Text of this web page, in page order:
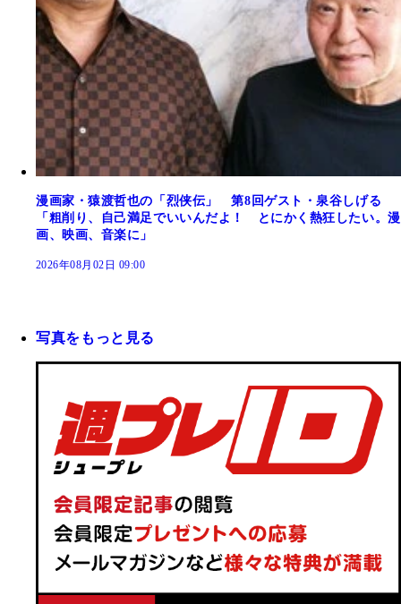
漫画家・猿渡哲也の「烈侠伝」 第8回ゲスト・泉谷しげる
「粗削り、自己満足でいいんだよ！ とにかく熱狂したい。漫
画、映画、音楽に」
2026年08月02日 09:00
写真をもっと見る